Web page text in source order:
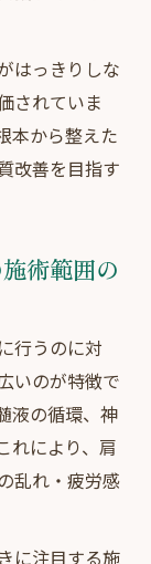
はっきりしな
されていま
本から整えた
改善を目指す
術範囲の
行うのに対
いのが特徴で
液の循環、神
れにより、肩
乱れ・疲労感
に注目する施